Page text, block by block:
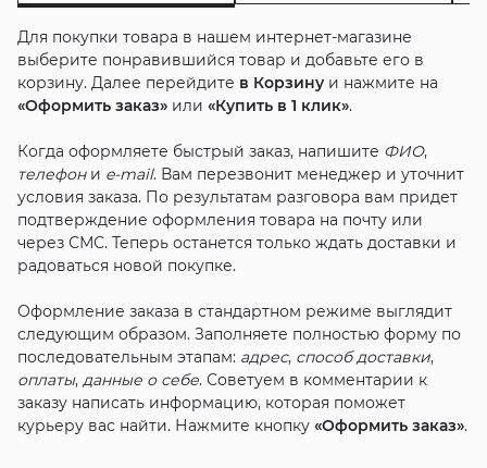
Для покупки товара в нашем интернет-магазине
выберите понравившийся товар и добавьте его в
корзину. Далее перейдите в Корзинуи нажмите на
«Оформить заказ»или «Купить в 1 клик».
Когда оформляете быстрый заказ, напишите ФИО,
телефони e-mail. Вам перезвонит менеджер и уточнит
условия заказа. По результатам разговора вам придет
подтверждение оформления товара на почту или
через СМС. Теперь останется только ждать доставки и
радоваться новой покупке.
Оформление заказа в стандартном режиме выглядит
следующим образом. Заполняете полностью форму по
последовательным этапам: адрес, способ доставки,
оплаты, данные о себе. Советуем в комментарии к
заказу написать информацию, которая поможет
курьеру вас найти. Нажмите кнопку «Оформить заказ».